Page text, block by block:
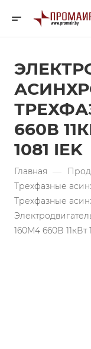
660В
1081 IEK
Главная —
Трехфазные
Трехфазные
160M4 660В